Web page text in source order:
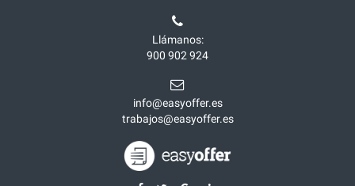
Llámanos:
900 902 924
info@easyoffer.es
trabajos@easyoffer.es